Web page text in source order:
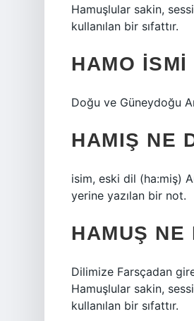
Hamuşlular sakin,
kullanılan bir sıfattır.
HAMO ISMI
Doğu ve Güneydoğu
HAMIŞ NE
isim, eski dil (ha:miş)
yerine yazılan bir not.
HAMUŞ NE
Dilimize Farsçadan
Hamuşlular sakin,
kullanılan bir sıfattır.